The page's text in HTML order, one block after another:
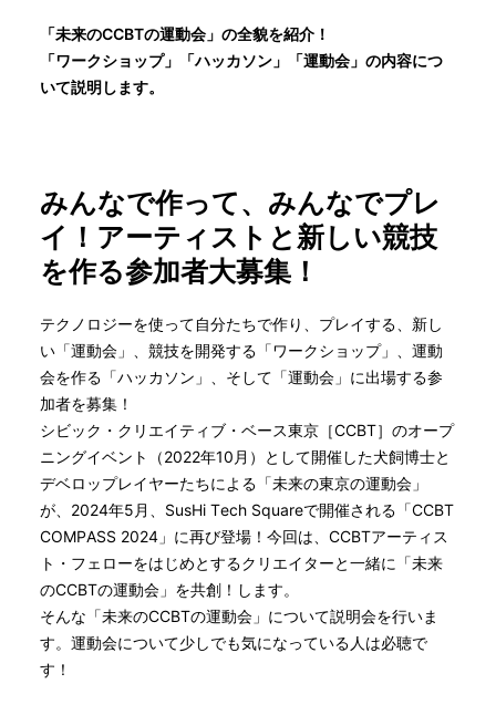
「未来のCCBTの運動会」の全貌を紹介！
「ワークショップ」「ハッカソン」「運動会」の内容につ
いて説明します。
みんなで作って、みんなでプレ
イ！アーティストと新しい競技
を作る参加者大募集！
テクノロジーを使って自分たちで作り、プレイする、新し
い「運動会」、競技を開発する「ワークショップ」、運動
会を作る「ハッカソン」、そして「運動会」に出場する参
加者を募集！
シビック・クリエイティブ・ベース東京［CCBT］のオープ
ニングイベント（2022年10月）として開催した犬飼博士と
デベロップレイヤーたちによる「未来の東京の運動会」
が、2024年5月、SusHi Tech Squareで開催される「CCBT
COMPASS 2024」に再び登場！今回は、CCBTアーティス
ト・フェローをはじめとするクリエイターと一緒に「未来
のCCBTの運動会」を共創！します。
そんな「未来のCCBTの運動会」について説明会を行いま
す。運動会について少しでも気になっている人は必聴で
す！